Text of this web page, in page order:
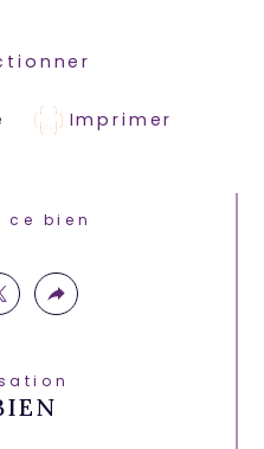
Imprimer
ce bien